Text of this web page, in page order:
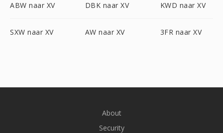
ABW naar XV DBK naar XV KWD naar XV
SXW naar XV AW naar XV 3FR naar XV
About
Security